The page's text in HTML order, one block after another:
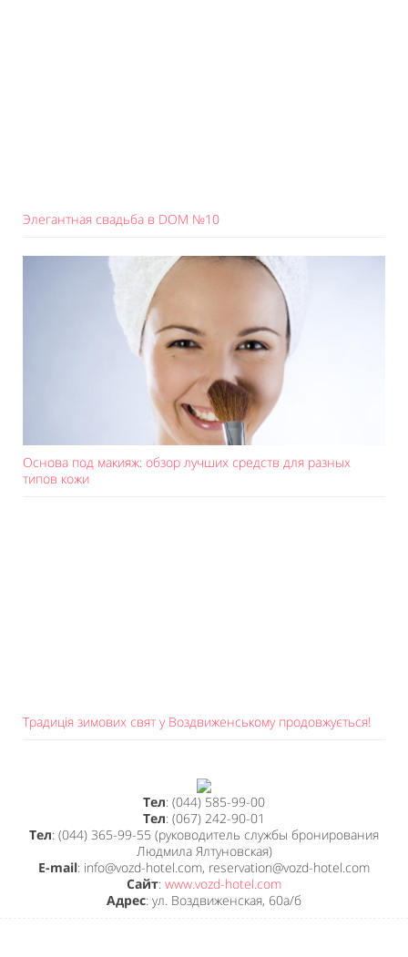
Элегантная свадьба в DOM №10
Основа под макияж: обзор лучших средств для разных
типов кожи
Традиція зимових свят у Воздвиженському продовжується!
Тел: (044) 585-99-00
Тел: (067) 242-90-01
Тел: (044) 365-99-55 (руководитель службы бронирования
Людмила Ялтуновская)
E-mail: info@vozd-hotel.com, reservation@vozd-hotel.com
Сайт: www.vozd-hotel.com
Адрес: ул. Воздвиженская, 60a/б